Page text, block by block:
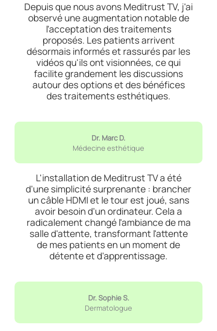
Depuis que nous avons Meditrust TV, j'ai
observé une augmentation notable de
l'acceptation des traitements
proposés. Les patients arrivent
désormais informés et rassurés par les
vidéos qu'ils ont visionnées, ce qui
facilite grandement les discussions
autour des options et des bénéfices
des traitements esthétiques.
L'installation de Meditrust TV a été
d'une simplicité surprenante : brancher
un câble HDMI et le tour est joué, sans
avoir besoin d'un ordinateur. Cela a
radicalement changé l'ambiance de ma
salle d'attente, transformant l'attente
de mes patients en un moment de
détente et d'apprentissage.
Dr. Marc D.
Médecine esthétique
Dr. Sophie S.
Dermatologue